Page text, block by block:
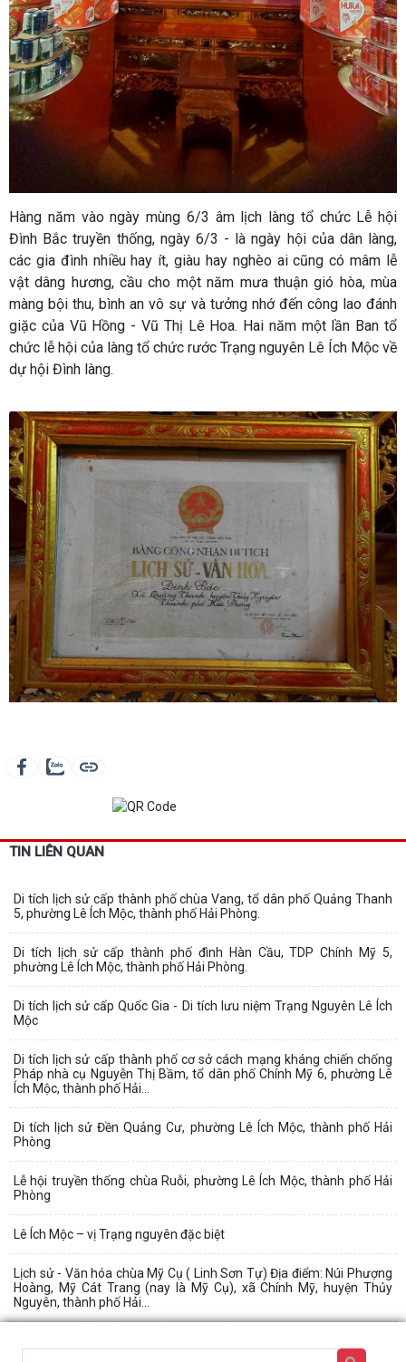
Hàng năm vào ngày mùng 6/3 âm lịch làng tổ chức Lễ hội
Đình Bắc truyền thống, ngày 6/3 - là ngày hội của dân làng,
các gia đình nhiều hay ít, giàu hay nghèo ai cũng có mâm lễ
vật dâng hương, cầu cho một năm mưa thuận gió hòa, mùa
màng bội thu, bình an vô sự và tưởng nhớ đến công lao đánh
giặc của Vũ Hồng - Vũ Thị Lê Hoa. Hai năm một lần Ban tổ
chức lễ hội của làng tổ chức rước Trạng nguyên Lê Ích Mộc về
dự hội Đình làng.
TIN LIÊN QUAN
Di tích lịch sử cấp thành phố chùa Vang, tổ dân phố Quảng Thanh
5, phường Lê Ích Mộc, thành phố Hải Phòng.
Di tích lịch sử cấp thành phố đình Hàn Cầu, TDP Chính Mỹ 5,
phường Lê Ích Mộc, thành phố Hải Phòng.
Di tích lịch sử cấp Quốc Gia - Di tích lưu niệm Trạng Nguyên Lê Ích
Mộc
Di tích lịch sử cấp thành phố cơ sở cách mạng kháng chiến chống
Pháp nhà cụ Nguyễn Thị Bầm, tổ dân phố Chính Mỹ 6, phường Lê
Ích Mộc, thành phố Hải...
Di tích lịch sử Đền Quảng Cư, phường Lê Ích Mộc, thành phố Hải
Phòng
Lễ hội truyền thống chùa Ruỗi, phường Lê Ích Mộc, thành phố Hải
Phòng
Lê Ích Mộc – vị Trạng nguyên đặc biệt
Lịch sử - Văn hóa chùa Mỹ Cụ ( Linh Sơn Tự) Địa điểm: Núi Phượng
Hoàng, Mỹ Cát Trang (nay là Mỹ Cụ), xã Chính Mỹ, huyện Thủy
Nguyên, thành phố Hải...